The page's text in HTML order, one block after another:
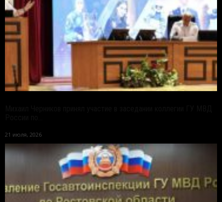
21 июля, 2026